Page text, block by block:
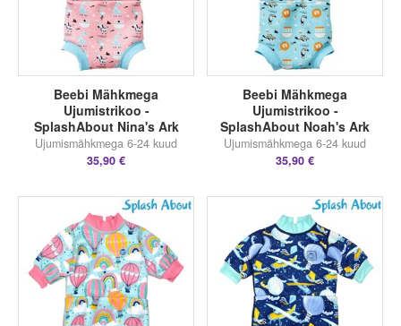
Beebi Mähkmega
Ujumistrikoo -
SplashAbout Nina's Ark
Ujumismähkmega 6-24 kuud
35,90 €
Beebi Mähkmega
Ujumistrikoo -
SplashAbout Noah's Ark
Ujumismähkmega 6-24 kuud
35,90 €